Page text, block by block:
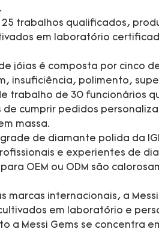
25 trabalhos qualificados,
em laboratório
jóias é composta por cinco
insuficiência, polimento,
trabalho de 30 funcionários
de cumprir pedidos
massa.
de diamante polida da
e experientes de
OEM ou ODM são
marcas internacionais, a
em laboratório e
a Messi Gems se concentra